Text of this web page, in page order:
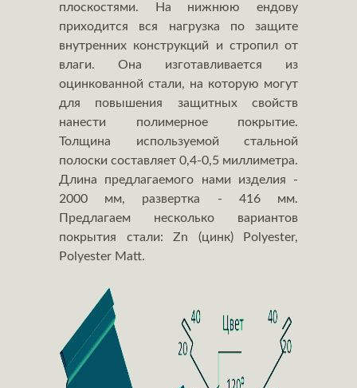
плоскостями. На нижнюю ендову
приходится вся нагрузка по защите
внутренних конструкций и стропил от
влаги. Она изготавливается из
оцинкованной стали, на которую могут
для повышения защитных свойств
нанести полимерное покрытие.
Толщина используемой стальной
полоски составляет 0,4-0,5 миллиметра.
Длина предлагаемого нами изделия -
2000 мм, развертка - 416 мм.
Предлагаем несколько вариантов
покрытия стали: Zn (цинк) Polyester,
Polyester Matt.